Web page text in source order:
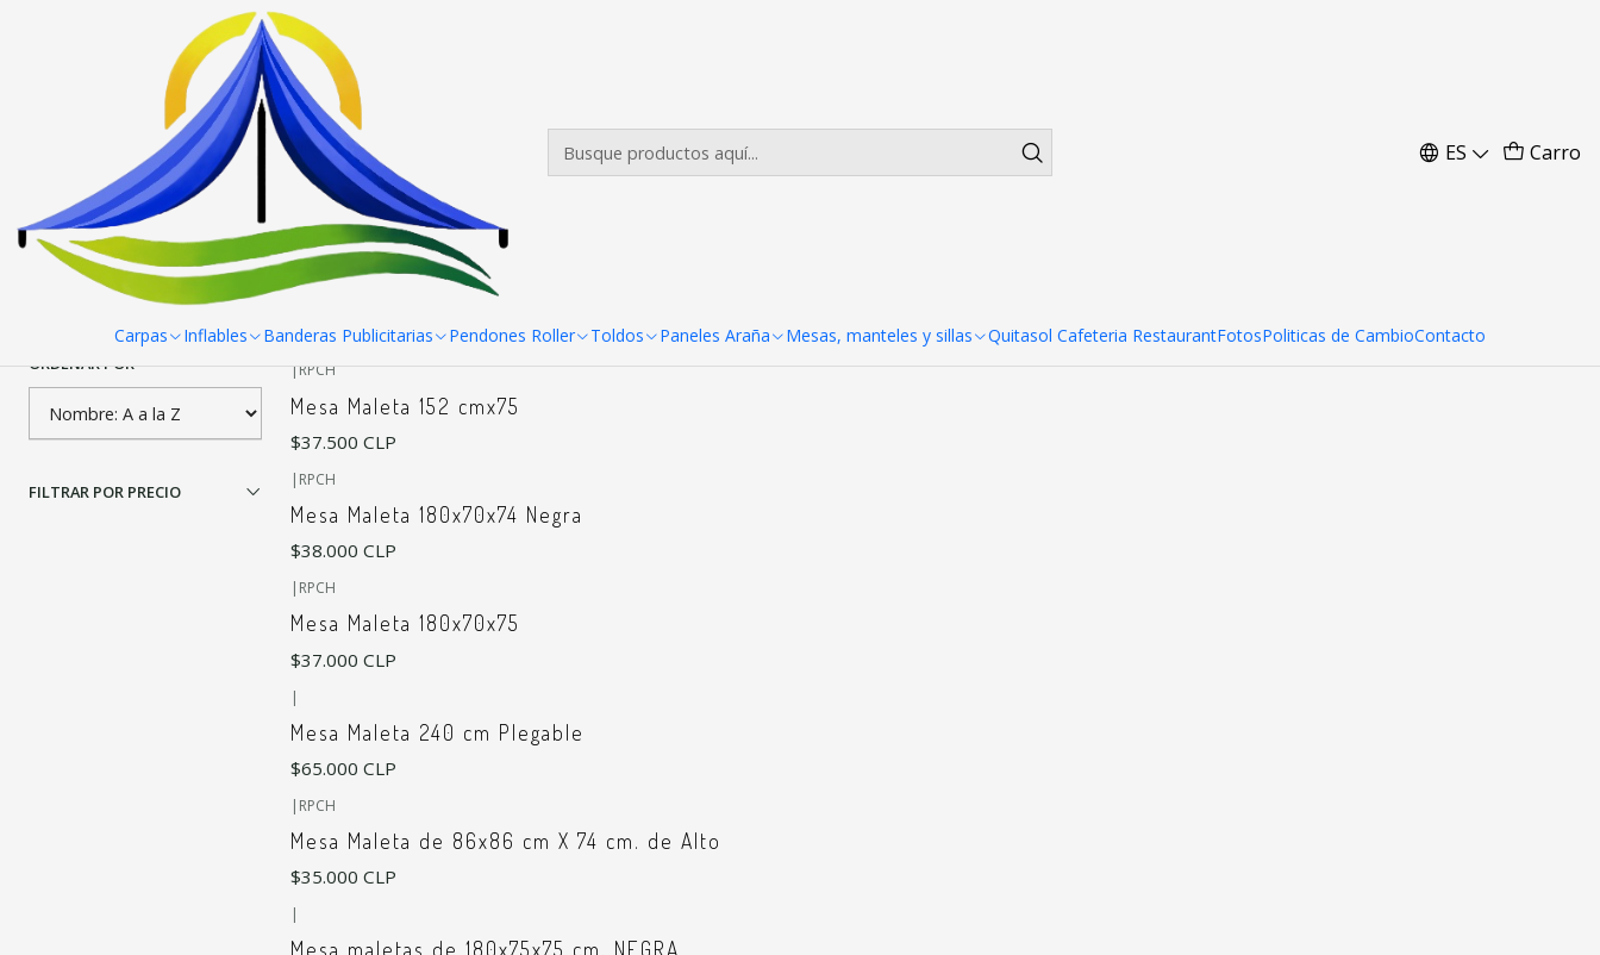
ES Carro
Carpas Inflables Banderas Publicitarias Pendones Roller Toldos Paneles Araña Mesas, manteles y sillas Quitasol Cafeteria RestaurantFotosPoliticas de CambioContacto
Mesas, manteles y sillas Mesas
Mesas
Filtrar Productos
1-7 de 7 productos
Aplicar filtros
ORDENAR POR
FILTRAR POR PRECIO
|RPCH
Mesa Maleta 120 cm
$35.000 CLP
|RPCH
Mesa Maleta 152 cmx75
$37.500 CLP
| RPCH
Mesa Maleta 180x70x74 Negra
$38.000 CLP
| RPCH
Mesa Maleta 180x70x75
$37.000 CLP
|
Mesa Maleta 240 cm Plegable
$65.000 CLP
| RPCH
Mesa Maleta de 86x86 cm X 74 cm. de Alto
$35.000 CLP
|
Mesa maletas de 180x75x75 cm. NEGRA